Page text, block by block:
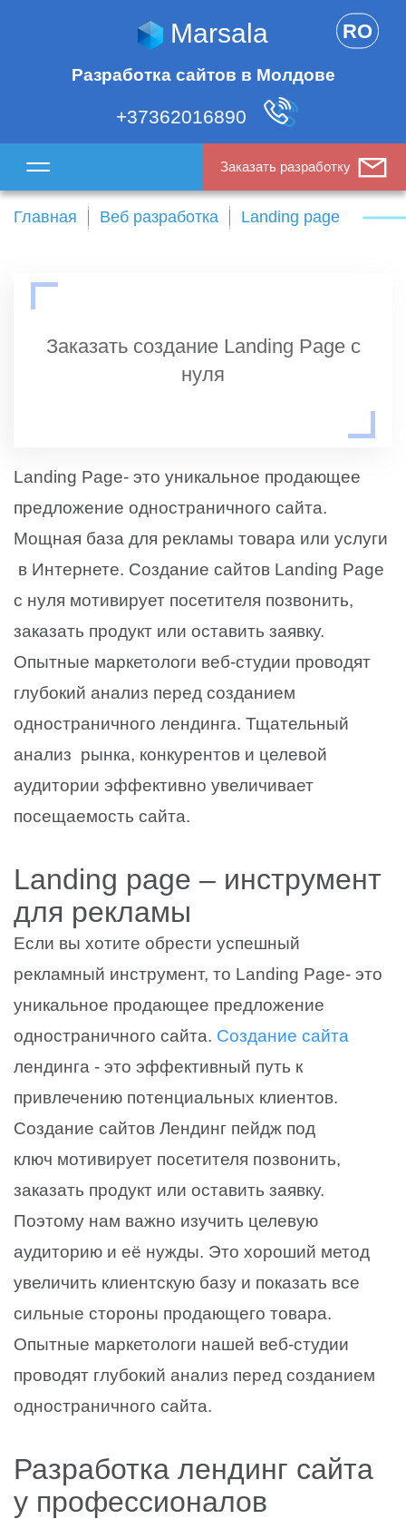
Marsala
Разработка сайтов в Молдове
+37362016890
RO
Заказать разработку
Главная Веб разработка Landing page
Заказать создание Landing Page с
нуля
Landing Page- это уникальное продающее
предложение одностраничного сайта.
Мощная база для рекламы товара или услуги
в Интернете. Создание сайтов Landing Page
с нуля мотивирует посетителя позвонить,
заказать продукт или оставить заявку.
Опытные маркетологи веб-студии проводят
глубокий анализ перед созданием
одностраничного лендинга. Тщательный
анализ рынка, конкурентов и целевой
аудитории эффективно увеличивает
посещаемость сайта.
Landing page – инструмент
для рекламы
Если вы хотите обрести успешный
рекламный инструмент, то Landing Page- это
уникальное продающее предложение
одностраничного сайта. Создание сайта
лендинга - это эффективный путь к
привлечению потенциальных клиентов.
Создание сайтов Лендинг пейдж под
ключ мотивирует посетителя позвонить,
заказать продукт или оставить заявку.
Поэтому нам важно изучить целевую
аудиторию и её нужды. Это хороший метод
увеличить клиентскую базу и показать все
сильные стороны продающего товара.
Опытные маркетологи нашей веб-студии
проводят глубокий анализ перед созданием
одностраничного сайта.
Разработка лендинг сайта
у профессионалов